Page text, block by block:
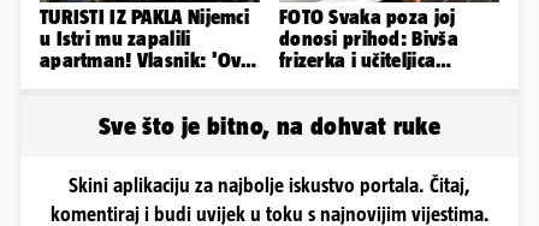
TURISTI IZ PAKLA Nijemci
u Istri mu zapalili
apartman! Vlasnik: 'Ovo
FOTO Svaka poza joj
donosi prihod: Bivša
frizerka i učiteljica
Sve što je bitno, na dohvat ruke
Skini aplikaciju za najbolje iskustvo portala. Čitaj,
komentiraj i budi uvijek u toku s najnovijim vijestima.